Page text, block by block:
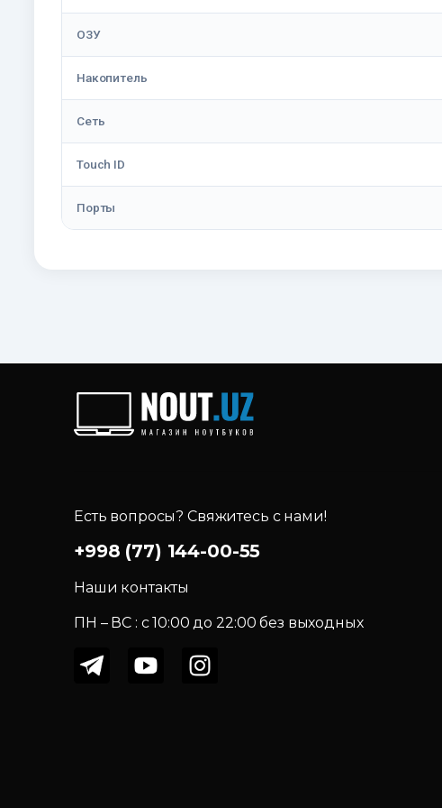
ОЗУ
Накопитель
Сеть
Touch ID
Порты
Есть вопросы? Свяжитесь с нами!
+998 (77) 144-00-55
Наши контакты
ПН – ВС : c 10:00 до 22:00 без выходных